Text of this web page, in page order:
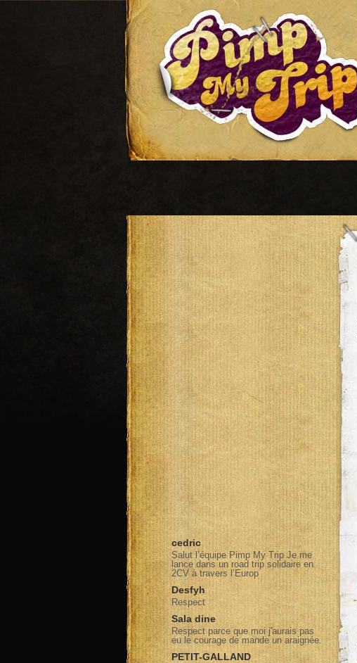
cedric
Salut l’équipe Pimp My Trip Je me
lance dans un road trip solidaire en
2CV à travers l’Europ
Desfyh
Respect
Sala dine
Respect parce que moi j'aurais pas
eu le courage de mande un araignée.
PETIT-GALLAND